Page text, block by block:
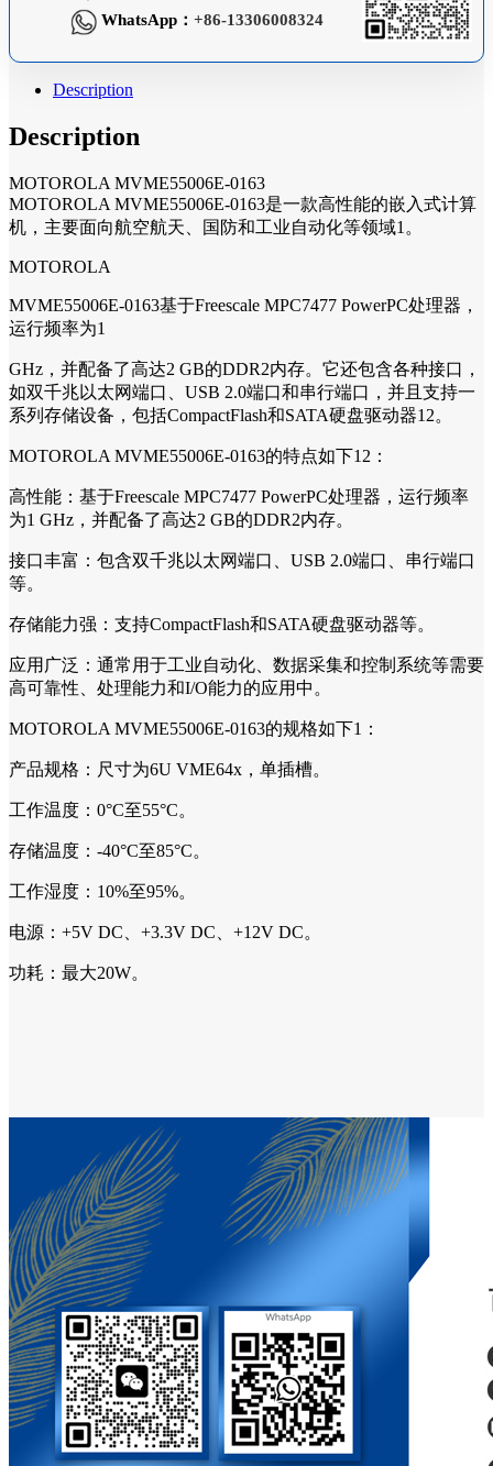
WhatsApp： +86-13306008324
Description
Description
MOTOROLA MVME55006E-0163
MOTOROLA MVME55006E-0163是一款高性能的嵌入式计算
机，主要面向航空航天、国防和工业自动化等领域1。
MOTOROLA
MVME55006E-0163基于Freescale MPC7477 PowerPC处理器，
运行频率为1
GHz，并配备了高达2 GB的DDR2内存。它还包含各种接口，
如双千兆以太网端口、USB 2.0端口和串行端口，并且支持一
系列存储设备，包括CompactFlash和SATA硬盘驱动器12。
MOTOROLA MVME55006E-0163的特点如下12：
高性能：基于Freescale MPC7477 PowerPC处理器，运行频率
为1 GHz，并配备了高达2 GB的DDR2内存。
接口丰富：包含双千兆以太网端口、USB 2.0端口、串行端口
等。
存储能力强：支持CompactFlash和SATA硬盘驱动器等。
应用广泛：通常用于工业自动化、数据采集和控制系统等需要
高可靠性、处理能力和I/O能力的应用中。
MOTOROLA MVME55006E-0163的规格如下1：
产品规格：尺寸为6U VME64x，单插槽。
工作温度：0°C至55°C。
存储温度：-40°C至85°C。
工作湿度：10%至95%。
电源：+5V DC、+3.3V DC、+12V DC。
功耗：最大20W。